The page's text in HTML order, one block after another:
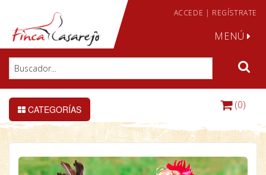
ACCEDE | REGÍSTRATE
MENÚ
CATEGORÍAS (0)